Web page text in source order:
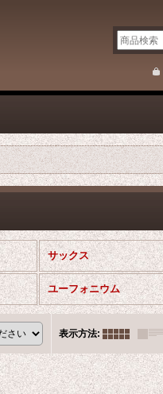
サックス
ユーフォニウム
表示方法: